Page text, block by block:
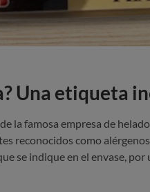
Una etiqueta
la famosa empresa de
reconocidos como
se indique en el envase,